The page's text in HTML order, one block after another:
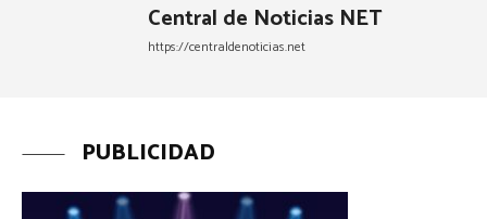
Central de Noticias NET
https://centraldenoticias.net
PUBLICIDAD